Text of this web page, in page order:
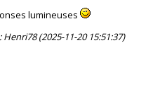
lumineuses
(2025-11-20 15:51:37)